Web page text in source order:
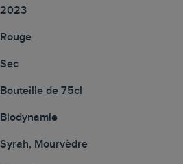
2023
Rouge
Sec
Bouteille de 75cl
Biodynamie
Syrah, Mourvèdre